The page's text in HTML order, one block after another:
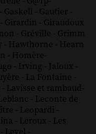
- Gaskell - Gautier -
- Girardin - Giraudoux
- Gréville - Grimm
- Hawthorne - Hearn
- Homère-
- Irving - Jaloux -
- La Fontaine -
- Lavisse et rambaud-
- Leconte de
- Leopardi -
- Leroux - Les